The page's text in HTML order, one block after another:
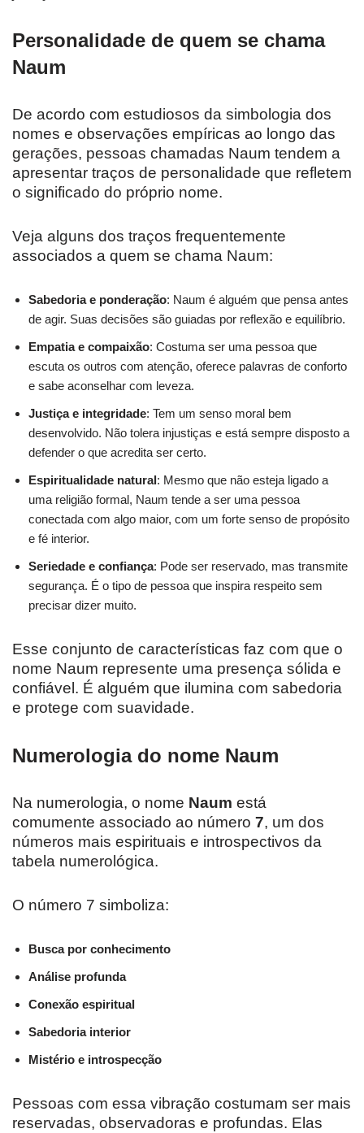
Personalidade de quem se chama
Naum
De acordo com estudiosos da simbologia dos
nomes e observações empíricas ao longo das
gerações, pessoas chamadas Naum tendem a
apresentar traços de personalidade que refletem
o significado do próprio nome.
Veja alguns dos traços frequentemente
associados a quem se chama Naum:
Sabedoria e ponderação: Naum é alguém que pensa antes
de agir. Suas decisões são guiadas por reflexão e equilíbrio.
Empatia e compaixão: Costuma ser uma pessoa que
escuta os outros com atenção, oferece palavras de conforto
e sabe aconselhar com leveza.
Justiça e integridade: Tem um senso moral bem
desenvolvido. Não tolera injustiças e está sempre disposto a
defender o que acredita ser certo.
Espiritualidade natural: Mesmo que não esteja ligado a
uma religião formal, Naum tende a ser uma pessoa
conectada com algo maior, com um forte senso de propósito
e fé interior.
Seriedade e confiança: Pode ser reservado, mas transmite
segurança. É o tipo de pessoa que inspira respeito sem
precisar dizer muito.
Esse conjunto de características faz com que o
nome Naum represente uma presença sólida e
confiável. É alguém que ilumina com sabedoria
e protege com suavidade.
Numerologia do nome Naum
Na numerologia, o nome Naum está
comumente associado ao número 7, um dos
números mais espirituais e introspectivos da
tabela numerológica.
O número 7 simboliza:
Busca por conhecimento
Análise profunda
Conexão espiritual
Sabedoria interior
Mistério e introspecção
Pessoas com essa vibração costumam ser mais
reservadas, observadoras e profundas. Elas